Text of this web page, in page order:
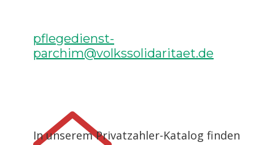
pflegedienst-
parchim@volkssolidaritaet.de
In unserem Privatzahler-Katalog finden